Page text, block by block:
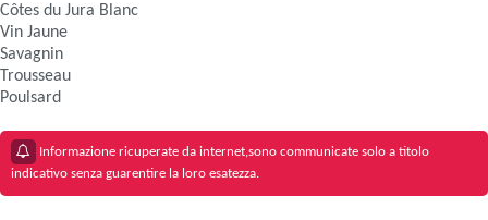
Côtes du Jura Blanc
Vin Jaune
Savagnin
Trousseau
Poulsard
Informazione ricuperate da internet,sono communicate solo a titolo
indicativo senza guarentire la loro esatezza.